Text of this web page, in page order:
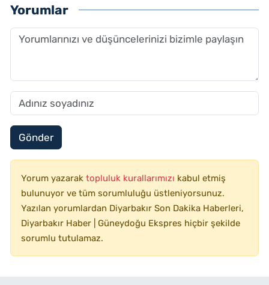
Yorumlar
Gönder
Yorum yazarak topluluk kurallarımızı kabul etmiş
bulunuyor ve tüm sorumluluğu üstleniyorsunuz.
Yazılan yorumlardan Diyarbakır Son Dakika Haberleri,
Diyarbakır Haber | Güneydoğu Ekspres hiçbir şekilde
sorumlu tutulamaz.